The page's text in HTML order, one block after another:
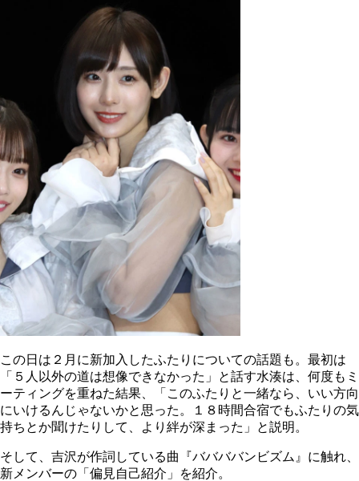
この日は２月に新加入したふたりについての話題も。最初は
「５人以外の道は想像できなかった」と話す水湊は、何度もミ
ーティングを重ねた結果、「このふたりと一緒なら、いい方向
にいけるんじゃないかと思った。１８時間合宿でもふたりの気
持ちとか聞けたりして、より絆が深まった」と説明。
そして、吉沢が作詞している曲『ババババンビズム』に触れ、
新メンバーの「偏見自己紹介」を紹介。